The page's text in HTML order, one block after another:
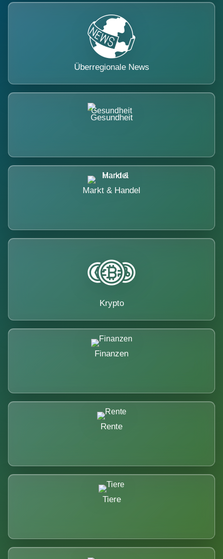
Überregionale News
Gesundheit
Markt & Handel
Krypto
Finanzen
Rente
Tiere